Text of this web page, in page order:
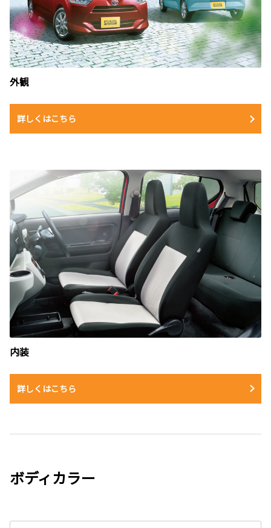
外観
詳しくはこちら
内装
詳しくはこちら
ボディカラー